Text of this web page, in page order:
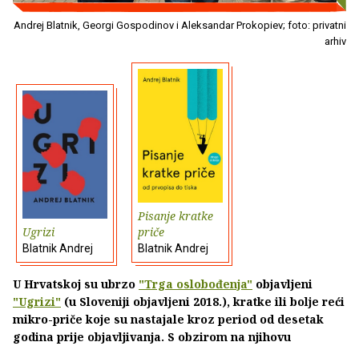
Andrej Blatnik, Georgi Gospodinov i Aleksandar Prokopiev; foto: privatni
arhiv
Ugrizi
Blatnik Andrej
Pisanje kratke
priče
Blatnik Andrej
U Hrvatskoj su ubrzo "Trga oslobođenja" objavljeni
"Ugrizi" (u Sloveniji objavljeni 2018.), kratke ili bolje reći
mikro-priče koje su nastajale kroz period od desetak
godina prije objavljivanja. S obzirom na njihovu